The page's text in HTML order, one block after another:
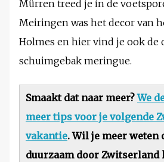
Mürren treed je in de
Meiringen was het decor van
Holmes en hier vind je ook de
schuimgebak meringue.
Smaakt dat naar meer?We
meer tips voor je volgende
vakantie. Wil je meer weten
duurzaam door Zwitserland